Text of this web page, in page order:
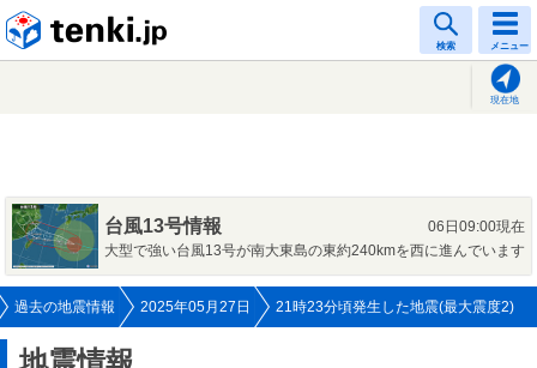
検索 メニュー
現在地
台風13号情報
06日09:00現在
大型で強い台風13号が南大東島の東約240kmを西に進んでいます
過去の地震情報 2025年05月27日 21時23分頃発生した地震(最大震度2)
地震情報